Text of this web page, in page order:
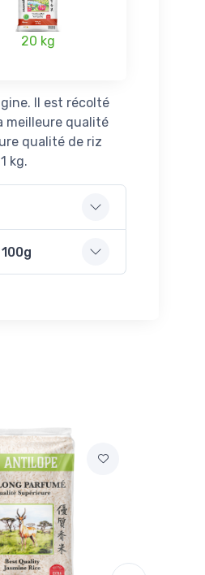
20 kg
Il est récolté
meilleure qualité
qualité de riz
kg.